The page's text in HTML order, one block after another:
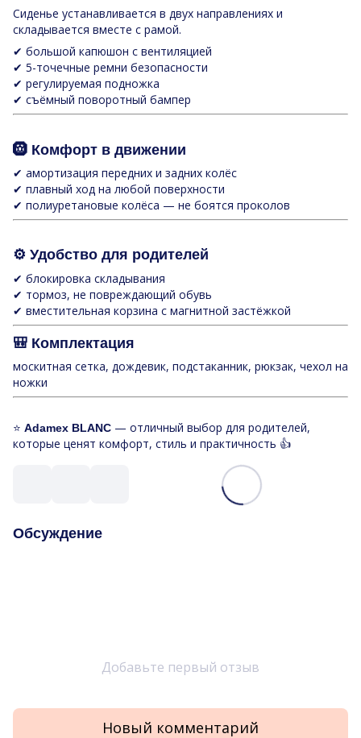
Сиденье устанавливается в двух направлениях и
складывается вместе с рамой.
✔ большой капюшон с вентиляцией
✔ 5-точечные ремни безопасности
✔ регулируемая подножка
✔ съёмный поворотный бампер
🛞 Комфорт в движении
✔ амортизация передних и задних колёс
✔ плавный ход на любой поверхности
✔ полиуретановые колёса — не боятся проколов
⚙️ Удобство для родителей
✔ блокировка складывания
✔ тормоз, не повреждающий обувь
✔ вместительная корзина с магнитной застёжкой
🎒 Комплектация
москитная сетка, дождевик, подстаканник, рюкзак, чехол на
ножки
⭐ Adamex BLANC — отличный выбор для родителей,
которые ценят комфорт, стиль и практичность 👍
Обсуждение
Добавьте первый отзыв
Новый комментарий